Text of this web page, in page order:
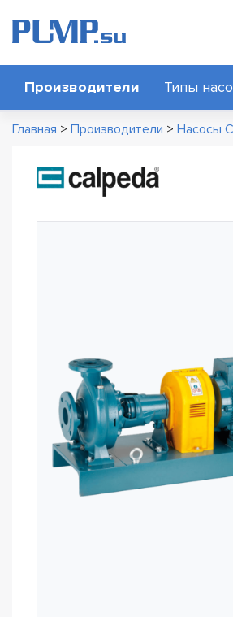
Производители Типы
Главная > Производители > Насосы